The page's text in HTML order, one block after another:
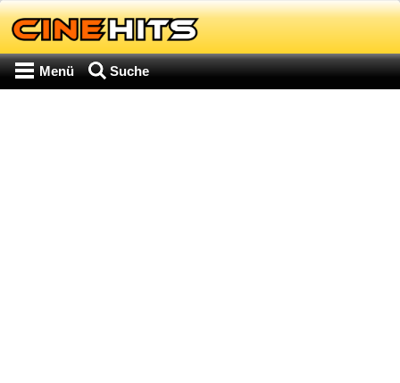
Menü Suche